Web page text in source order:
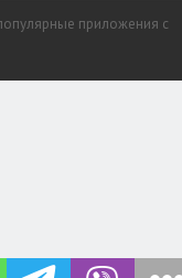
приложения с